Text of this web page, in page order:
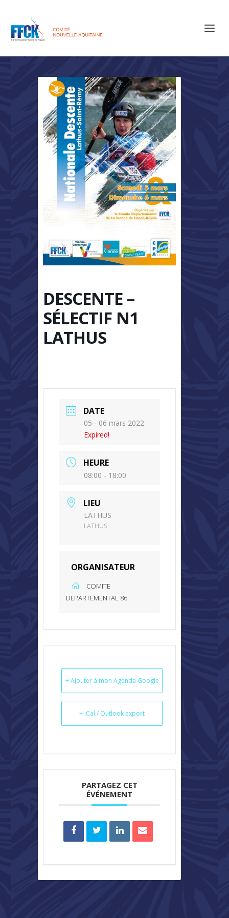
DESCENTE –
SÉLECTIF N1
LATHUS
DATE
05 - 06 mars 2022
Expired!
HEURE
08:00 - 18:00
LIEU
LATHUS
LATHUS
ORGANISATEUR
COMITE
DEPARTEMENTAL 86
+ Ajouter à mon Agenda Google
+ iCal / Outlook export
PARTAGEZ CET
ÉVÉNEMENT